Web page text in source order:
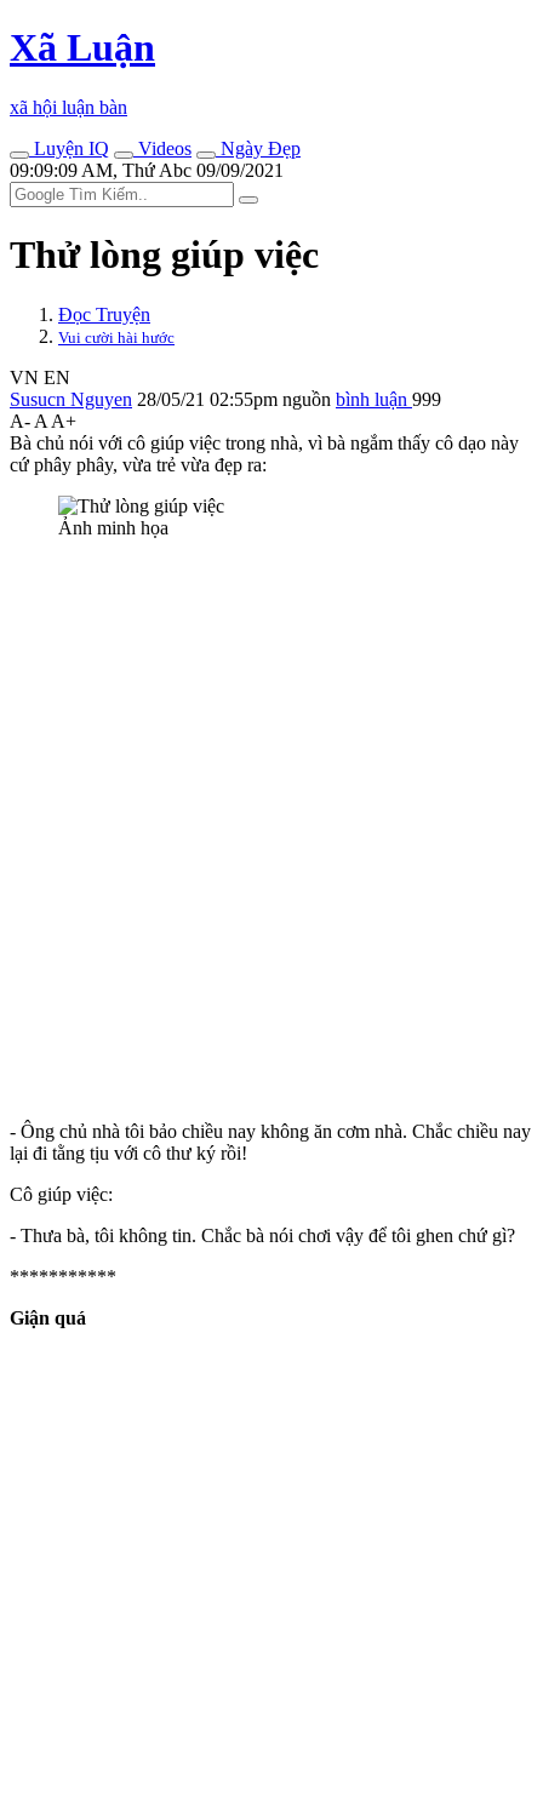
Xã Luận
xã hội luận bàn
Luyện IQ
Videos
Ngày Đẹp
09:09:09 AM, Thứ Abc 09/09/2021
Thử lòng giúp việc
Đọc Truyện
Vui cười hài hước
VN EN
Susucn Nguyen 28/05/21 02:55pm nguồn bình luận 999
A- A A+
Bà chủ nói với cô giúp việc trong nhà, vì bà ngắm thấy cô dạo này
cứ phây phây, vừa trẻ vừa đẹp ra:
Ảnh minh họa
- Ông chủ nhà tôi bảo chiều nay không ăn cơm nhà. Chắc chiều nay
lại đi tằng tịu với cô thư ký rồi!
Cô giúp việc:
- Thưa bà, tôi không tin. Chắc bà nói chơi vậy để tôi ghen chứ gì?
***********
Giận quá